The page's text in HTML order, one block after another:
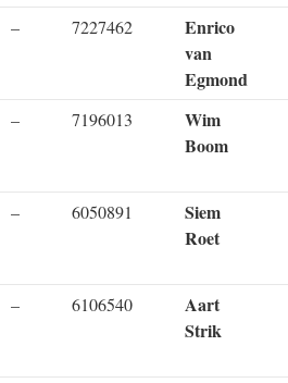
– 7227462
Enrico
van
Egmond
– 7196013
Wim
Boom
– 6050891
Siem
Roet
– 6106540
Aart
Strik